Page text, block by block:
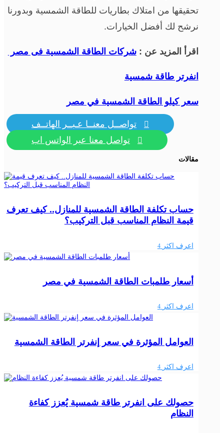
مقالات
حساب تكلفة الطاقة الشمسية للمنازل.. كيف تعرف
قيمة النظام المناسب قبل التركيب؟
اعرف اكثر 4
أسعار طلمبات الطاقة الشمسية في مصر
اعرف اكثر 4
العوامل المؤثرة في سعر إنفرتر الطاقة الشمسية
اعرف اكثر 4
حصولك على انفرتر طاقة شمسية يُعزز كفاءة
النظام
تحقيقها من امتلاك بطاريات للطاقة الشمسية وبدورنا
نرشح لك أفضل الخيارات.
اقرأ المزيد عن :شركات الطاقة الشمسية فى مصر
انفرتر طاقة شمسية
سعر كيلو الطاقة الشمسية في مصر
تواصــل معنــا عـبــر الهاتــف 
تواصل معنا عبر الواتس اب 